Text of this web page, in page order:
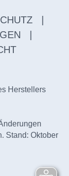
Herstellers
Stand: Oktober